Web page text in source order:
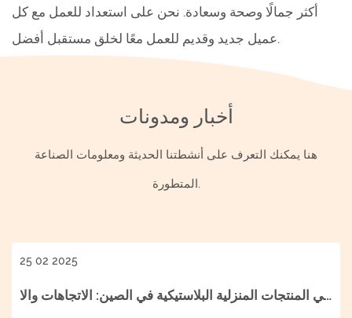
أكثر جمالًا وصحة وسعادة. نحن على استعداد للعمل مع كل
عميل جديد وقديم للعمل معًا لخلق مستقبل أفضل.
أخبار ومدونات
هنا يمكنك التعرف على أنشطتنا الحديثة ومعلومات الصناعة
المتطورة.
25 02 2025
مصنعي المنتجات المنزلية البلاستيكية في الصين: الاتجاهات والا...